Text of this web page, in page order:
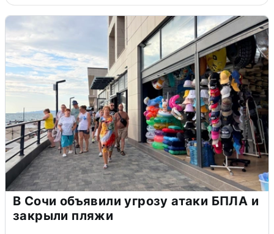
В Сочи объявили угрозу атаки БПЛА и
закрыли пляжи